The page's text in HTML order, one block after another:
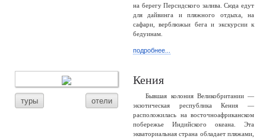
на берегу Персидского залива. Сюда едут
для дайвинга и пляжного отдыха, на
сафари, верблюжьи бега и экскурсии к
бедуинам.
подробнее...
туры отели
Кения
Бывшая колония Великобритании —
экзотическая республика Кения —
расположилась на восточноафриканском
побережье Индийского океана. Эта
экваториальная страна обладает пляжами,